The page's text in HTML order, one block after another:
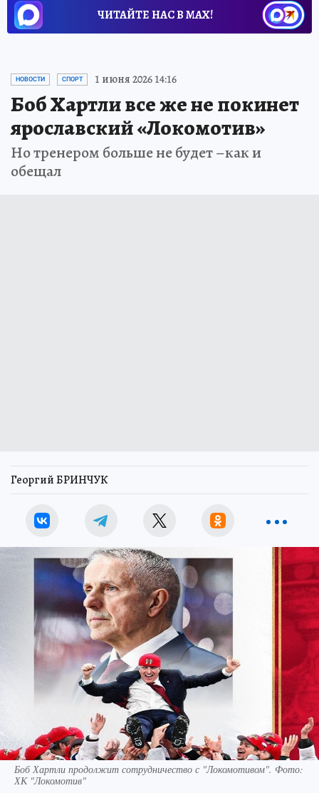
ЧИТАЙТЕ НАС В МАХ!
НОВОСТИ СПОРТ 1 июня 2026 14:16
Боб Хартли все же не покинет
ярославский «Локомотив»
Но тренером больше не будет –как и
обещал
Георгий БРИНЧУК
Боб Хартли продолжит сотрудничество с "Локомотивом". Фото:
ХК "Локомотив"